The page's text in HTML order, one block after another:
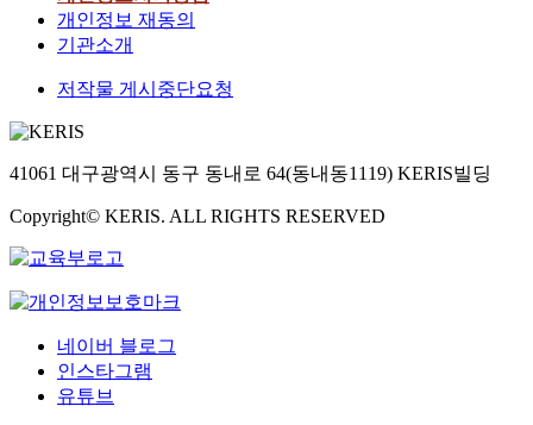
개인정보 재동의
기관소개
저작물 게시중단요청
41061 대구광역시 동구 동내로 64(동내동1119) KERIS빌딩
Copyright© KERIS. ALL RIGHTS RESERVED
네이버 블로그
인스타그램
유튜브